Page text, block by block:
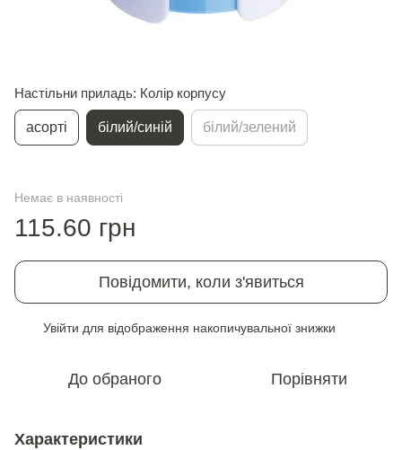
Настільни приладь: Колір корпусу
асорті білий/синій білий/зелений
Немає в наявності
115.60 грн
Повідомити, коли з'явиться
Увійти для відображення накопичувальної знижки
До обраного Порівняти
Характеристики